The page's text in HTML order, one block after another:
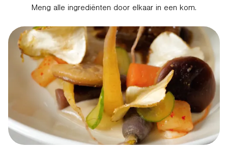
Meng alle ingrediënten door elkaar in een kom.